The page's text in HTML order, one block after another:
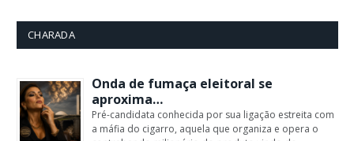
CHARADA
Onda de fumaça eleitoral se
aproxima…
Pré-candidata conhecida por sua ligação estreita com
a máfia do cigarro, aquela que organiza e opera o